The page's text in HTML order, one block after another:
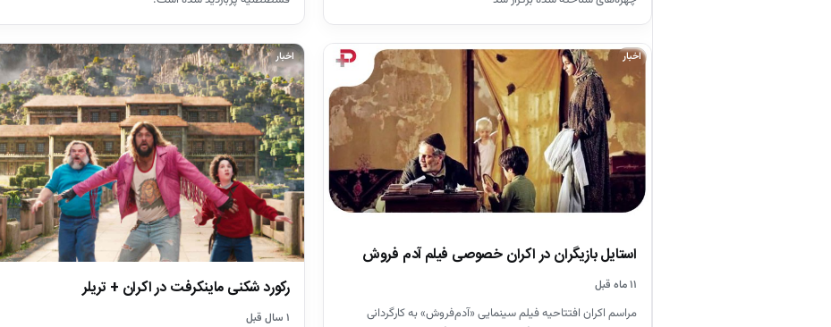
اخبار
استایل بازیگران در اکران خصوصی فیلم آدم فروش
۱۱ ماه قبل
مراسم اکران افتتاحیه فیلم سینمایی «آدم‌فروش» به کارگردانی
اخبار
رکورد شکنی ماینکرفت در اکران + تریلر
۱ سال قبل